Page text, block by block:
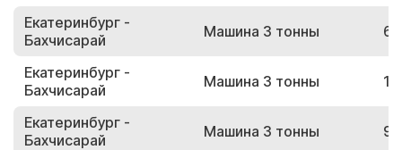
Екатеринбург -
Бахчисарай
Машина 3 тонны
Екатеринбург -
Бахчисарай
Машина 3 тонны
Екатеринбург -
Бахчисарай
Машина 3 тонны